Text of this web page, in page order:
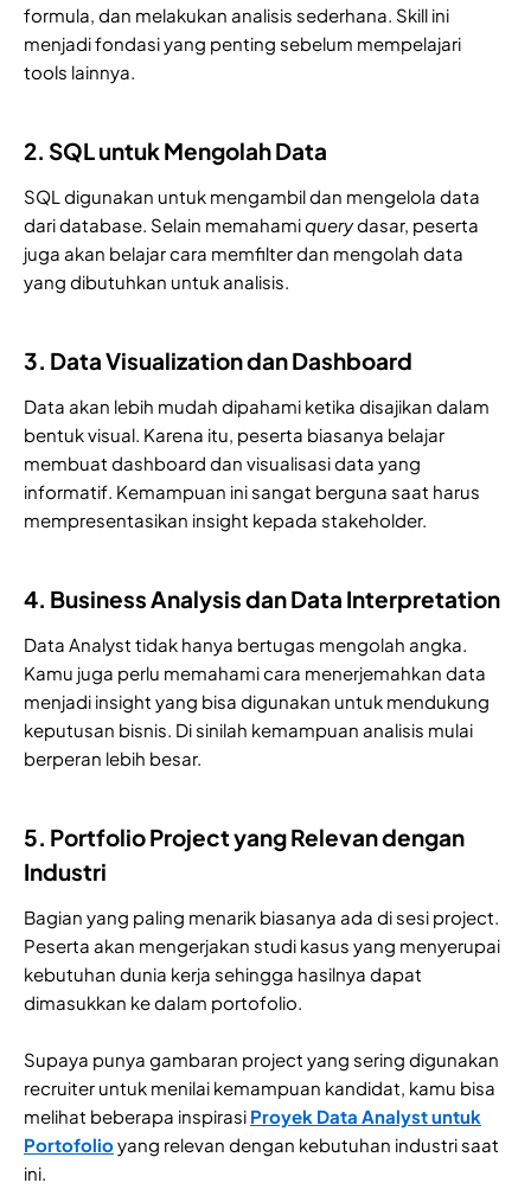
formula, dan melakukan analisis sederhana. Skill ini
menjadi fondasi yang penting sebelum mempelajari
tools lainnya.
2. SQL untuk Mengolah Data
SQL digunakan untuk mengambil dan mengelola data
dari database. Selain memahamiquerydasar, peserta
juga akan belajar cara memfilter dan mengolah data
yang dibutuhkan untuk analisis.
3. Data Visualization dan Dashboard
Data akan lebih mudah dipahami ketika disajikan dalam
bentuk visual. Karena itu, peserta biasanya belajar
membuat dashboard dan visualisasi data yang
informatif. Kemampuan ini sangat berguna saat harus
mempresentasikan insight kepada stakeholder.
4. Business Analysis dan Data Interpretation
Data Analyst tidak hanya bertugas mengolah angka.
Kamu juga perlu memahami cara menerjemahkan data
menjadi insight yang bisa digunakan untuk mendukung
keputusan bisnis. Di sinilah kemampuan analisis mulai
berperan lebih besar.
5. Portfolio Project yang Relevan dengan
Industri
Bagian yang paling menarik biasanya ada di sesi project.
Peserta akan mengerjakan studi kasus yang menyerupai
kebutuhan dunia kerja sehingga hasilnya dapat
dimasukkan ke dalam portofolio.
Supaya punya gambaran project yang sering digunakan
recruiter untuk menilai kemampuan kandidat, kamu bisa
melihat beberapa inspirasi Proyek Data Analyst untuk
Portofolioyang relevan dengan kebutuhan industri saat
ini.